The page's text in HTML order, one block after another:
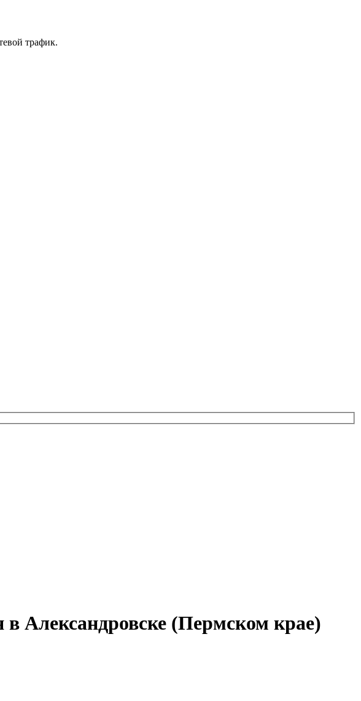
трафик.
Александровске (Пермском крае)